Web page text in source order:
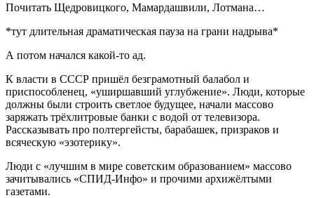
Почитать Щедровицкого, Мамардашвили, Лотмана…
*тут длительная драматическая пауза на грани надрыва*
А потом начался какой-то ад.
К власти в СССР пришёл безграмотный балабол и
приспособленец, «уширшавший углубжение». Люди, которые
должны были строить светлое будущее, начали массово
заряжать трёхлитровые банки с водой от телевизора.
Рассказывать про полтергейсты, барабашек, призраков и
всяческую «эзотерику».
Люди с «лучшим в мире советским образованием» массово
зачитывались «СПИД-Инфо» и прочими архижёлтыми
газетами.